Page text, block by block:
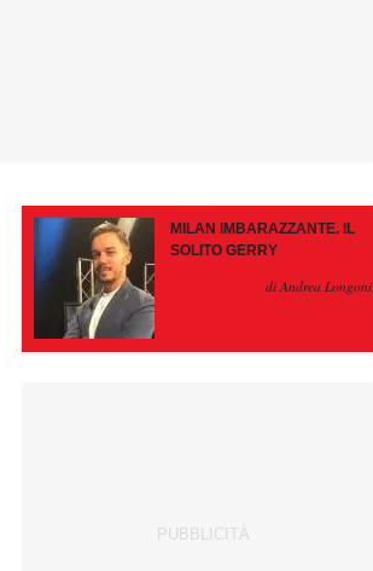
MILAN IMBARAZZANTE. IL
SOLITO GERRY
di Andrea Longoni